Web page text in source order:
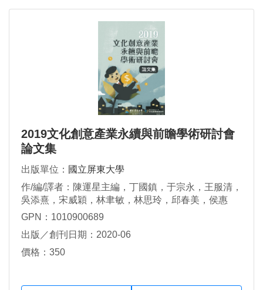
2019文化創意產業永續與前瞻學術研討會
論文集
出版單位： 國立屏東大學
作/編/譯者：陳運星主編，丁國鎮，于宗永，王服清，
吳添熹，宋威穎，林聿敏，林思玲，邱春美，侯惠
香，俞龍通，洪銓璟，紀宜彣，高芝蘭，許雅舒，郭
劉佳孟，劉怡旻，蔡玲瓏，鄧學良，謝博銓，謝新
春，關復勇 合著
GPN：1010900689
出版／創刊日期：2020-06
價格：350